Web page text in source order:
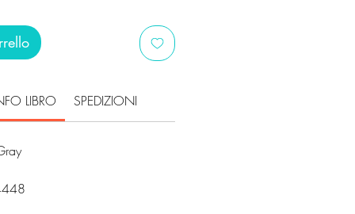
LIBRO SPEDIZIONI